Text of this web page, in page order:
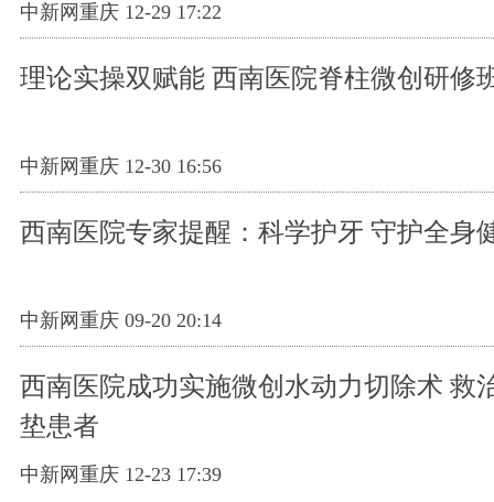
中新网重庆 12-29 17:22
理论实操双赋能 西南医院脊柱微创研修
中新网重庆 12-30 16:56
西南医院专家提醒：科学护牙 守护全身
中新网重庆 09-20 20:14
西南医院成功实施微创水动力切除术 救
垫患者
中新网重庆 12-23 17:39